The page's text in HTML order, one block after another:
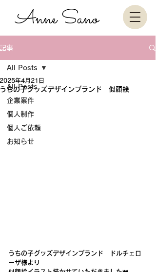
Anne Sano
記事
All Posts
企業案件
個人制作
個人ご依頼
お知らせ
All Posts
うちの子グッズデザインブランド 似顔絵
2025年4月21日
うちの子グッズデザインブランド　ドルチェロ
ーザ様より